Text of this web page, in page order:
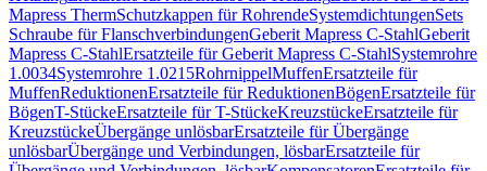
Mapress ThermSchutzkappen für RohrendeSystemdichtungenSets
Schraube für FlanschverbindungenGeberit Mapress C-StahlGeberit
Mapress C-StahlErsatzteile für Geberit Mapress C-StahlSystemrohre
1.0034Systemrohre 1.0215RohrnippelMuffenErsatzteile für
MuffenReduktionenErsatzteile für ReduktionenBögenErsatzteile für
BögenT-StückeErsatzteile für T-StückeKreuzstückeErsatzteile für
KreuzstückeÜbergänge unlösbarErsatzteile für Übergänge
unlösbarÜbergänge und Verbindungen, lösbarErsatzteile für